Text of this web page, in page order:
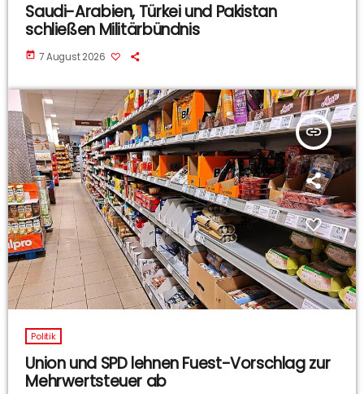
Saudi-Arabien, Türkei und Pakistan
schließen Militärbündnis
today 7 August 2026
insert_link
Politik
Union und SPD lehnen Fuest-Vorschlag zur
Mehrwertsteuer ab